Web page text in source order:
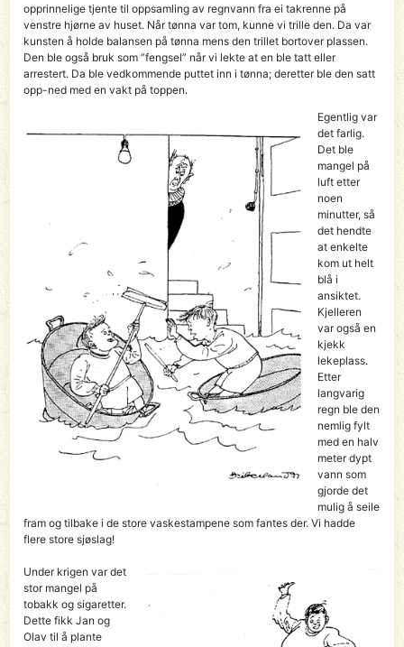
opprinnelige tjente til oppsamling av regnvann fra ei takrenne på
venstre hjørne av huset. Når tønna var tom, kunne vi trille den. Da var
kunsten å holde balansen på tønna mens den trillet bortover plassen.
Den ble også bruk som ”fengsel” når vi lekte at en ble tatt eller
arrestert. Da ble vedkommende puttet inn i tønna; deretter ble den satt
opp-ned med en vakt på toppen.
Egentlig var
det farlig.
Det ble
mangel på
luft etter
noen
minutter, så
det hendte
at enkelte
kom ut helt
blå i
ansiktet.
Kjelleren
var også en
kjekk
lekeplass.
Etter
langvarig
regn ble den
nemlig fylt
med en halv
meter dypt
vann som
gjorde det
mulig å seile
fram og tilbake i de store vaskestampene som fantes der. Vi hadde
flere store sjøslag!
Under krigen var det
stor mangel på
tobakk og sigaretter.
Dette fikk Jan og
Olav til å plante